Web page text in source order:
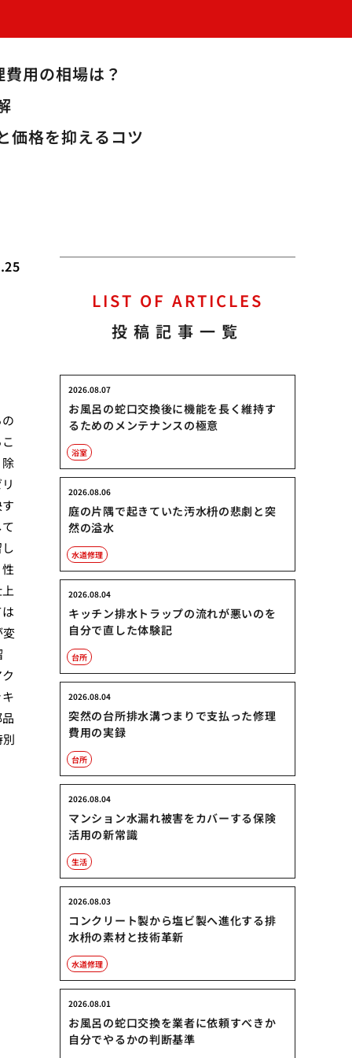
用の相場は？
価格を抑えるコツ
変
LIST OF ARTICLES
投稿記事一覧
お風呂の蛇口交換後に機能を長く維持す
るためのメンテナンスの極意
2026.08.07
浴室
庭の片隅で起きていた汚水枡の悲劇と突
然の溢水
2026.08.06
水道修理
キッチン排水トラップの流れが悪いのを
自分で直した体験記
2026.08.04
台所
突然の台所排水溝つまりで支払った修理
費用の実録
2026.08.04
台所
マンション水漏れ被害をカバーする保険
活用の新常識
2026.08.04
生活
コンクリート製から塩ビ製へ進化する排
水枡の素材と技術革新
2026.08.03
水道修理
お風呂の蛇口交換を業者に依頼すべきか
自分でやるかの判断基準
2026.08.01